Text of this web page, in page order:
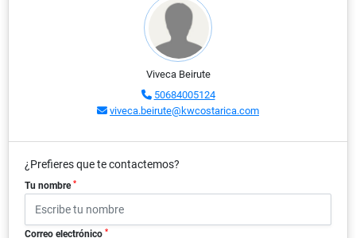
Viveca Beirute
50684005124
viveca.beirute@kwcostarica.com
¿Prefieres que te contactemos?
Tu nombre *
Correo electrónico *